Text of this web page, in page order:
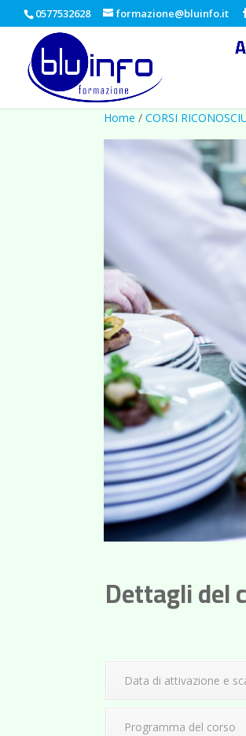
0577532628 formazione@bluinfo.it
Home / CORSI
Dettagli del
Data di attivazione e
Programma del corso